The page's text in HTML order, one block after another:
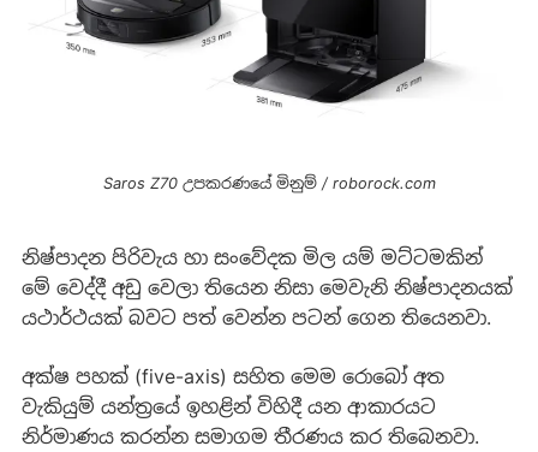
Saros Z70 උපකරණයේ මිනුම් / roborock.com
නිෂ්පාදන පිරිවැය හා සංවේදක මිල යම් මට්ටමකින්
මේ වෙද්දී අඩු වෙලා තියෙන නිසා මෙවැනි නිෂ්පාදනයක්
යථාර්ථයක් බවට පත් වෙන්න පටන් ගෙන තියෙනවා.
අක්ෂ පහක් (five-axis) සහිත මෙම රොබෝ අත
වැකියුම් යන්ත්‍රයේ ඉහළින් විහිදී යන ආකාරයට
නිර්මාණය කරන්න සමාගම තීරණය කර තිබෙනවා.